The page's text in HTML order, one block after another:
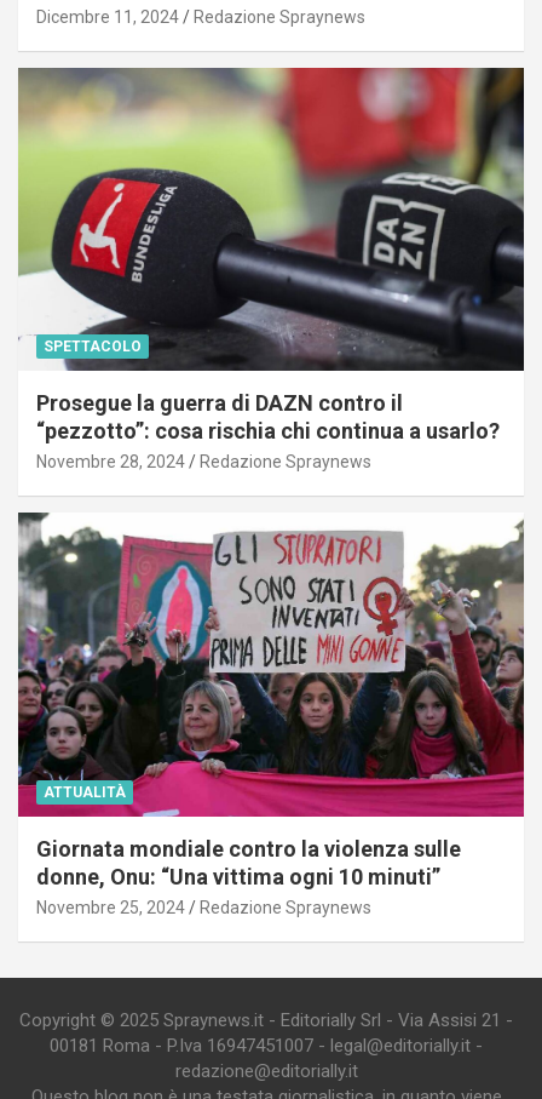
Dicembre 11, 2024 Redazione Spraynews
SPETTACOLO
Prosegue la guerra di DAZN contro il
“pezzotto”: cosa rischia chi continua a usarlo?
Novembre 28, 2024 Redazione Spraynews
ATTUALITÀ
Giornata mondiale contro la violenza sulle
donne, Onu: “Una vittima ogni 10 minuti”
Novembre 25, 2024 Redazione Spraynews
Copyright © 2025 Spraynews.it - Editorially Srl - Via Assisi 21 -
00181 Roma - P.Iva 16947451007 - legal@editorially.it -
redazione@editorially.it